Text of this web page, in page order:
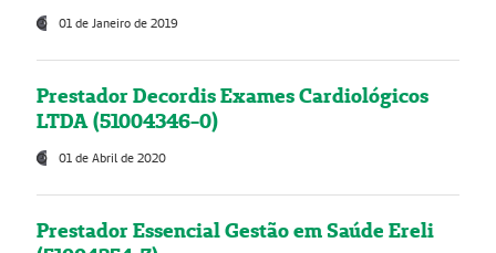
01 de Janeiro de 2019
Prestador Decordis Exames Cardiológicos
LTDA (51004346-0)
01 de Abril de 2020
Prestador Essencial Gestão em Saúde Ereli